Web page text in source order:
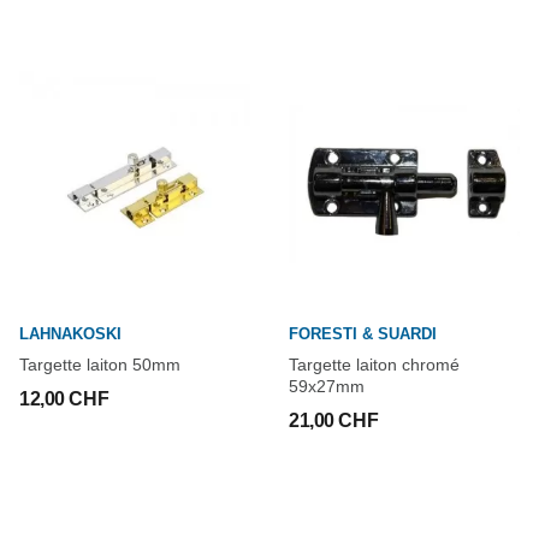
LAHNAKOSKI
Targette laiton 50mm
12,00 CHF
FORESTI & SUARDI
Targette laiton chromé
59x27mm
21,00 CHF